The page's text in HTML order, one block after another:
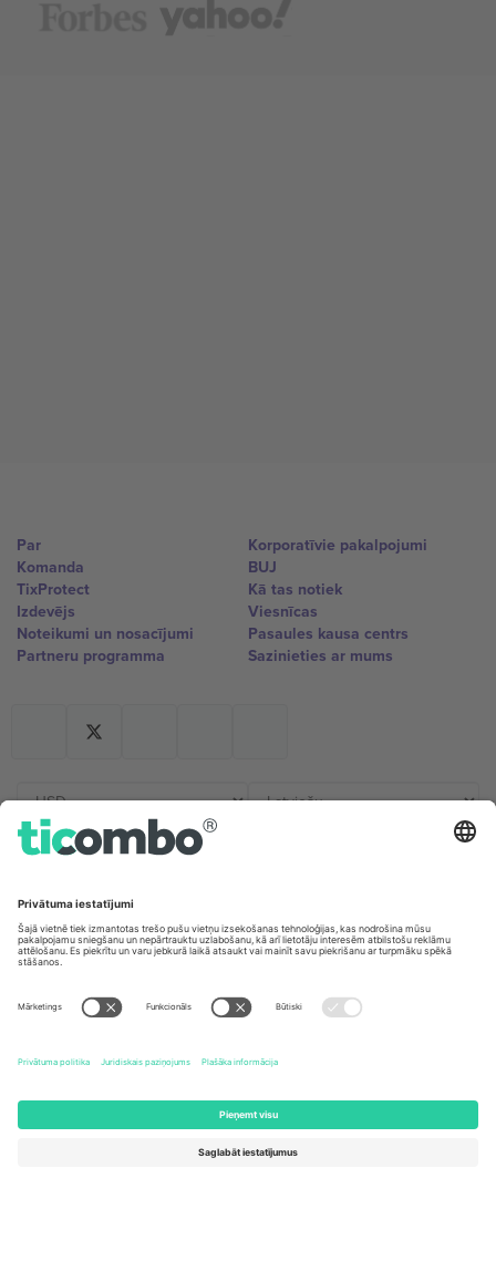
Par
Komanda
TixProtect
Izdevējs
Noteikumi un nosacījumi
Partneru programma
Korporatīvie pakalpojumi
BUJ
Kā tas notiek
Viesnīcas
Pasaules kausa centrs
Sazinieties ar mums
Germany
Unter den Linden 24, 10117
United Kingdom
167 City Road, London, Greater
Kingdom
United States
Newark, Delaware 19713, United
States
Switzerland
Engelberg, Switzerland